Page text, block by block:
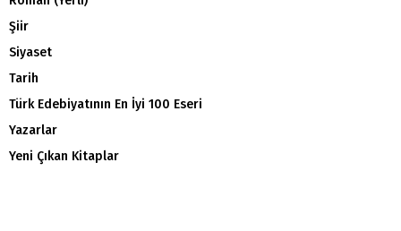
Şiir
Siyaset
Tarih
Türk Edebiyatının En İyi 100 Eseri
Yazarlar
Yeni Çıkan Kitaplar